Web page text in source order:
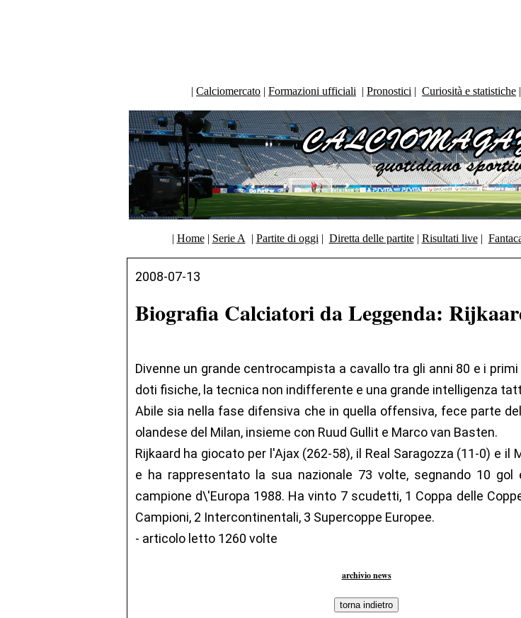
| Calciomercato | Formazioni ufficiali | Pronostici | Curiosità e statistiche |
| Home| Serie A | Partite di oggi | Diretta delle partite| Risultati live|
2008-07-13
Biografia Calciatori da Leggenda:
Divenne un grande centrocampista a cavallo tra gli anni 80 e i primi
doti fisiche, la tecnica non indifferente e una grande intelligenza
Abile sia nella fase difensiva che in quella offensiva, fece parte
olandese del Milan, insieme con Ruud Gullit e Marco van Basten.
Rijkaard ha giocato per l'Ajax (262-58), il Real Saragozza (11-0) e il
e ha rappresentato la sua nazionale 73 volte, segnando 10 gol
campione d\'Europa 1988. Ha vinto 7 scudetti, 1 Coppa delle
Campioni, 2 Intercontinentali, 3 Supercoppe Europee.
- articolo letto 1260 volte
archivio news